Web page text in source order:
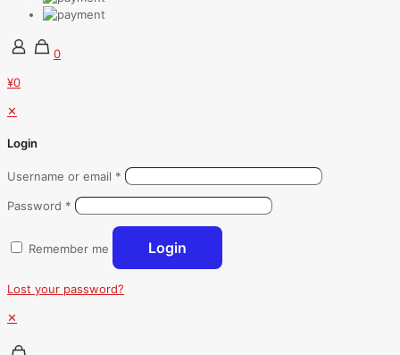
0
¥0
✕
Login
Username or email *
Password *
Remember me Login
Lost your password?
✕